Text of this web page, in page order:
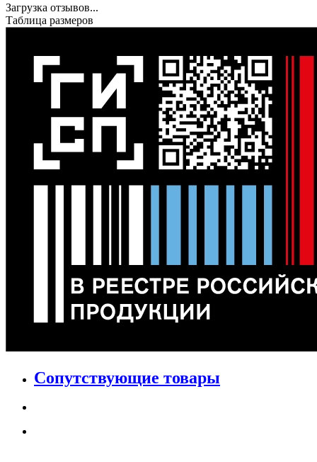
Загрузка отзывов...
Таблица размеров
Сопутствующие товары